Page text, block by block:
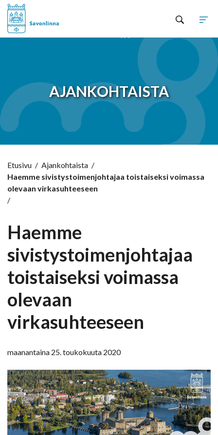
AJANKOHTAISTA
Etusivu / Ajankohtaista /
Haemme sivistystoimenjohtajaa toistaiseksi voimassa
olevaan virkasuhteeseen
/
Haemme
sivistystoimenjohtajaa
toistaiseksi voimassa
olevaan
virkasuhteeseen
maanantaina 25. toukokuuta 2020